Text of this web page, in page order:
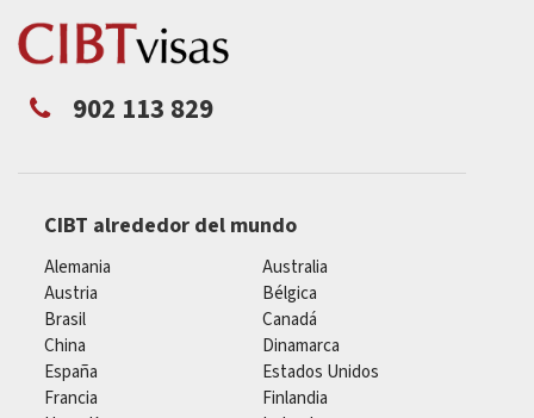
902 113 829
CIBT alrededor del mundo
Alemania
Australia
Austria
Bélgica
Brasil
Canadá
China
Dinamarca
España
Estados Unidos
Francia
Finlandia